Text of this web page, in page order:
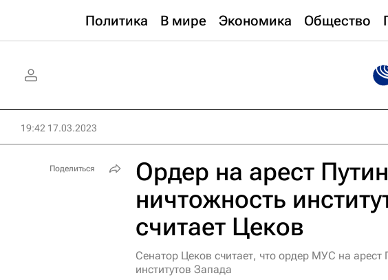
Политика В мире Экономика Общество
19:42 17.03.2023
Ордер на арест
ничтожность
считает Цеков
Сенатор Цеков считает, что ордер МУС на арест
институтов Запада
Поделиться